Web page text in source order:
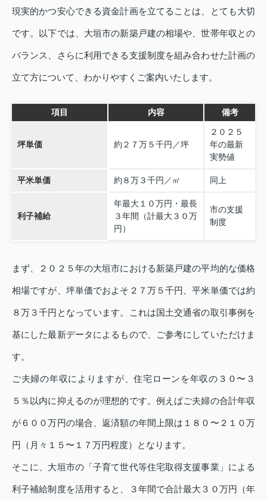
現実的かつ安心できる資金計画を立てることは、とても大切
です。以下では、大垣市の新築戸建の相場や、世帯年収との
バランス、さらに利用できる支援制度を組み合わせた計画の
立て方について、わかりやすくご案内いたします。
項目 内容 備考
坪単価 約２７万５千円／坪
２０２５
年の最新
実勢値
平米単価 約８万３千円／㎡ 同上
利子補給
年最大１０万円・最長
３年間（計最大３０万
円）
市の支援
制度
まず、２０２５年の大垣市における新築戸建の平均的な価格
相場ですが、坪単価でおよそ２７万５千円、平米単価では約
８万３千円となっています。これは国土交通省の取引事例を
基にした最新データによるもので、ご参考にしていただけま
す。
ご夫婦の年収によりますが、住宅ローンを年収の３０〜３
５％以内に抑えるのが理想的です。例えばご夫婦の合計年収
が６００万円の場合、返済額の年間上限は１８０〜２１０万
円（月々１５〜１７万円程度）となります。
そこに、大垣市の「子育て世代等住宅取得支援事業」による
利子補給制度を活用すると、３年間で合計最大３０万円（年